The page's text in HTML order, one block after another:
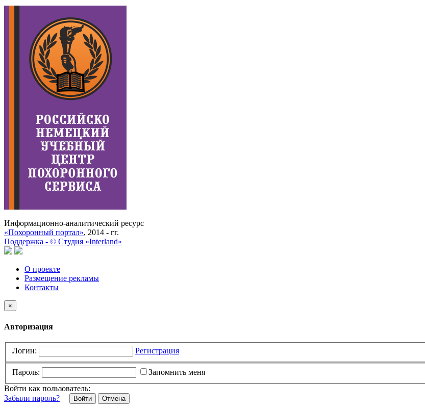
Информационно-аналитический ресурс
«Похоронный портал», 2014 - гг.
Поддержка - © Cтудия «Interland»
О проекте
Размещение рекламы
Контакты
×
Авторизация
Логин: Регистрация
Пароль:
Запомнить меня
Войти как пользователь:
Забыли пароль?
Отмена